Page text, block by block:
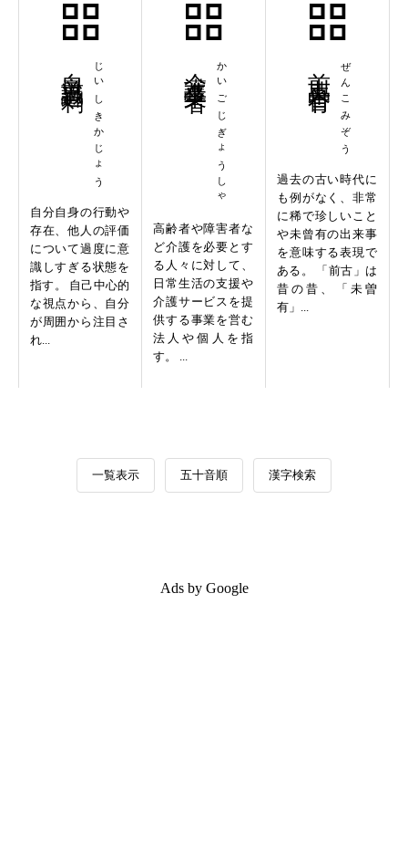
じいしきかじょう
自分自身の行動や
存在、他人の評価
について過度に意
識しすぎる状態を
指す。 自己中心的
な視点から、自分
が周囲から注目さ
れ...
かいごじぎょうしゃ
高齢者や障害者な
ど介護を必要とす
る人々に対して、
日常生活の支援や
介護サービスを提
供する事業を営む
法人や個人を指
す。 ...
ぜんこみぞう
過去の古い時代に
も例がなく、非常
に稀で珍しいこと
や未曾有の出来事
を意味する表現で
ある。 「前古」は
昔の昔、「未曽
有」...
一覧表示 五十音順 漢字検索
Ads by Google